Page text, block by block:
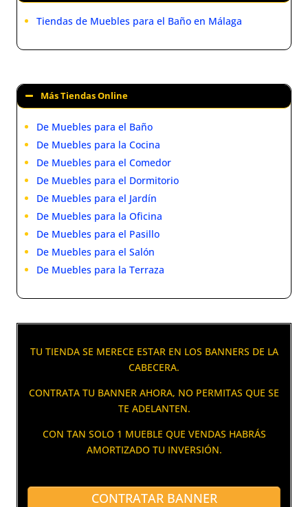
Tiendas de Muebles para el Baño en Málaga
Más Tiendas Online
De Muebles para el Baño
De Muebles para la Cocina
De Muebles para el Comedor
De Muebles para el Dormitorio
De Muebles para el Jardín
De Muebles para la Oficina
De Muebles para el Pasillo
De Muebles para el Salón
De Muebles para la Terraza
TU TIENDA SE MERECE ESTAR EN LOS BANNERS DE LA
CABECERA.
CONTRATA TU BANNER AHORA, NO PERMITAS QUE SE
TE ADELANTEN.
CON TAN SOLO 1 MUEBLE QUE VENDAS HABRÁS
AMORTIZADO TU INVERSIÓN.
CONTRATAR BANNER